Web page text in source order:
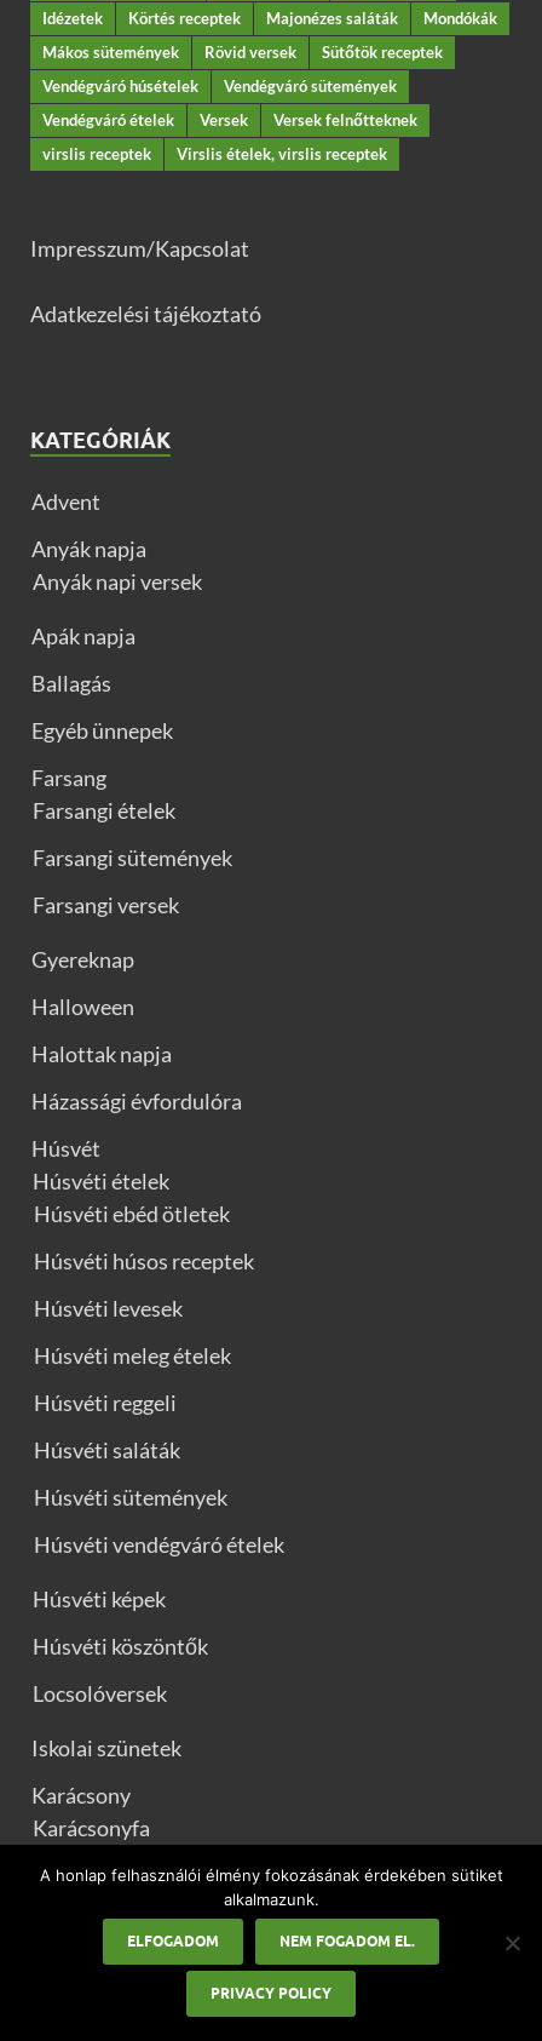
Idézetek
Körtés receptek Majonézes saláták
Mondókák
Mákos sütemények
Rövid versek
Sütőtök receptek
Vendégváró húsételek
Vendégváró sütemények
Vendégváró ételek
Versek
Versek felnőtteknek
virslis receptek
Virslis ételek, virslis receptek
Impresszum/Kapcsolat
Adatkezelési tájékoztató
KATEGÓRIÁK
Advent
Anyák napja
Anyák napi versek
Apák napja
Ballagás
Egyéb ünnepek
Farsang
Farsangi ételek
Farsangi sütemények
Farsangi versek
Gyereknap
Halloween
Halottak napja
Házassági évfordulóra
Húsvét
Húsvéti ételek
Húsvéti ebéd ötletek
Húsvéti húsos receptek
Húsvéti levesek
Húsvéti meleg ételek
Húsvéti reggeli
Húsvéti saláták
Húsvéti sütemények
Húsvéti vendégváró ételek
Húsvéti képek
Húsvéti köszöntők
Locsolóversek
Iskolai szünetek
Karácsony
Karácsonyfa
Karácsonyi ajándék ötletek
Karácsonyi dekorációk
Karácsonyi ételek
Karácsonyi főétel receptek
A honlap felhasználói élmény fokozásának érdekében sütiket
alkalmazunk.
ELFOGADOM NEM FOGADOM EL.
PRIVACY POLICY